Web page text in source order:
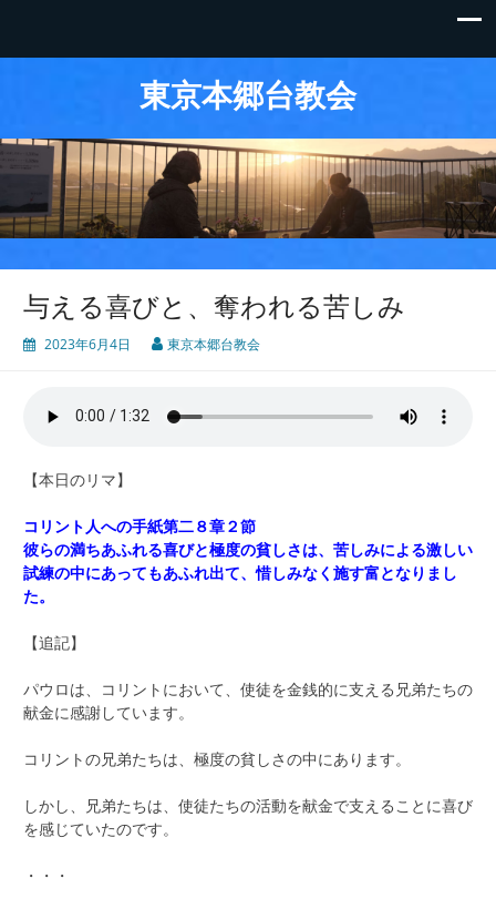
東京本郷台教会
与える喜びと、奪われる苦しみ
2023年6月4日 東京本郷台教会
【本日のリマ】
コリント人への手紙第二８章２節
彼らの満ちあふれる喜びと極度の貧しさは、苦しみによる激しい
試練の中にあってもあふれ出て、惜しみなく施す富となりまし
た。
【追記】
パウロは、コリントにおいて、使徒を金銭的に支える兄弟たちの
献金に感謝しています。
コリントの兄弟たちは、極度の貧しさの中にあります。
しかし、兄弟たちは、使徒たちの活動を献金で支えることに喜び
を感じていたのです。
・・・